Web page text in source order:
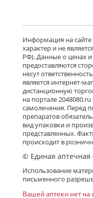
Информация на сайте
характер и не
РФ). Данные о ценах и
предоставляются
несут
является интернет-
дистанционную
на портале
самолечения. Перед
препаратов
вид упаковки и
представленных.
происходит в
© Единая аптечная
Использование
письменного
Вашей аптеки нет на